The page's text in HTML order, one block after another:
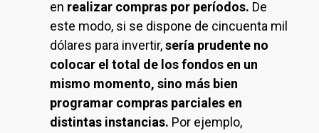
en realizar compras por períodos. De
este modo, si se dispone de cincuenta mil
dólares para invertir,sería prudente no
colocar el total de los fondos en un
mismo momento, sino más bien
programar compras parciales en
distintas instancias. Por ejemplo,